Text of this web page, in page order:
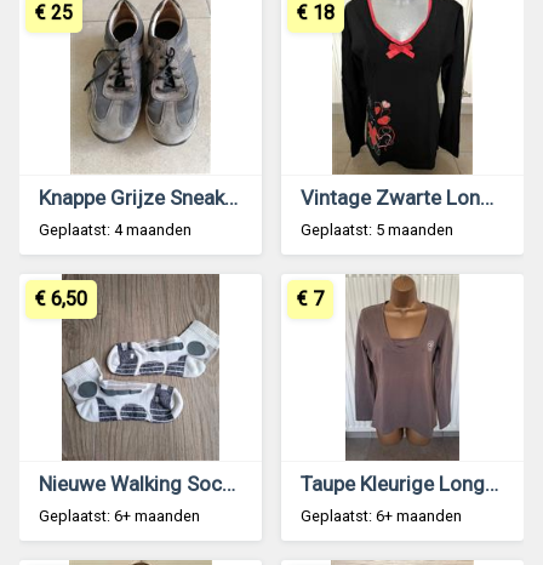
Knappe Grijze Sneakers Camel Active Maat 45
Geplaatst: 4 maanden
€ 25
Vintage Zwarte Longsleeve met Strass van Snoopy
Geplaatst: 5 maanden
€ 18
Nieuwe Walking Socks met Padding 40-42
Geplaatst: 6+ maanden
€ 6,50
Taupe Kleurige Longsleeve van Esprit Sports 38-40
Geplaatst: 6+ maanden
€ 7